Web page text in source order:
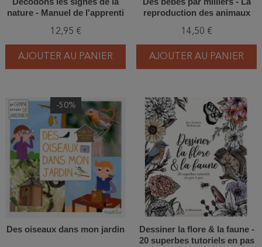
nature - Manuel de l'apprenti
12,95 €
AJOUTER AU PANIER
reproduction des animaux
14,50 €
AJOUTER AU PANIER
favorite_border
-50%
Des oiseaux dans mon jardin
favorite_border
Dessiner la flore & la faune -
20 superbes tutoriels en pas